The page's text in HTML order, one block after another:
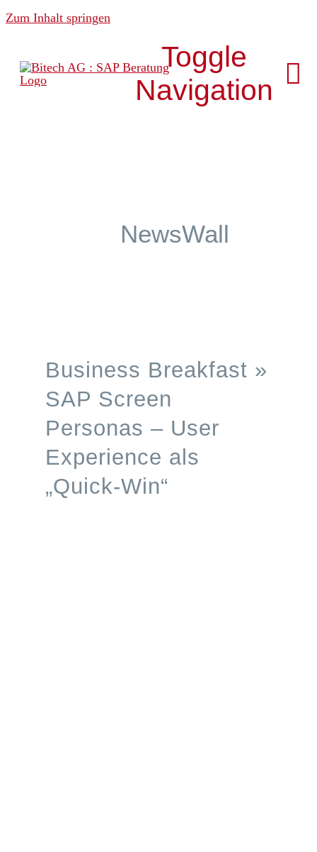
Zum Inhalt springen
Toggle
Navigation
Branchen
NewsWall
Business Breakfast »
SAP Screen
Personas – User
Experience als
„Quick-Win“